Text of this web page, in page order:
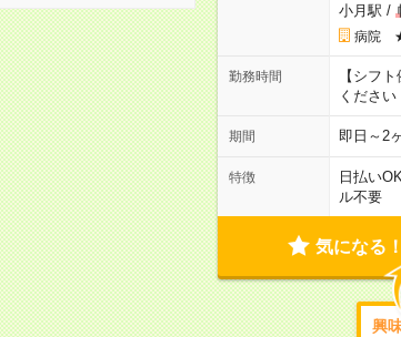
小月駅 /
病院 ★
勤務時間
【シフ
ください
期間 即日～2
特徴 日払いOK
ル不要
気になる！
興